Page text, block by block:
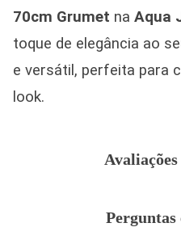
70cm Grumet na Aqua
toque de elegância ao
e versátil, perfeita para
look.
Perguntas